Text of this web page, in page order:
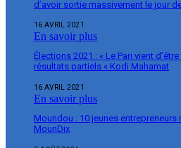
d’avoir sortie massivement le jour
16 AVRIL 2021
En savoir plus
Élections 2021 : « Le Pari vient
résultats partiels « Kodi Mahamat
16 AVRIL 2021
En savoir plus
Moundou : 10 jeunes
MounDix